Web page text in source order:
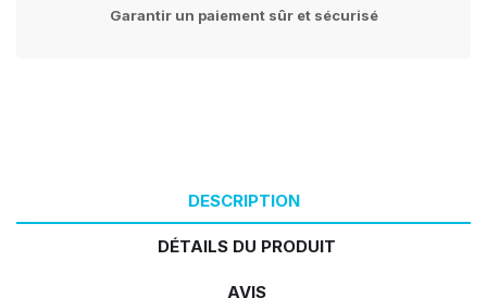
Garantir un paiement sûr et sécurisé
DESCRIPTION
DÉTAILS DU PRODUIT
AVIS